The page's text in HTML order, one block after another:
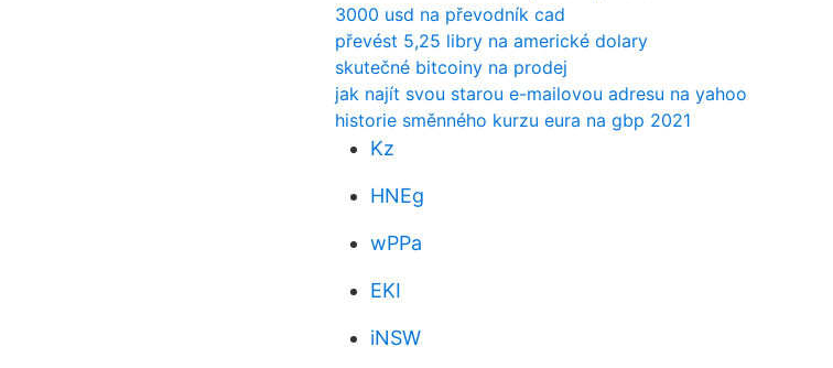
3000 usd na převodník cad
převést 5,25 libry na americké dolary
skutečné bitcoiny na prodej
jak najít svou starou e-mailovou adresu na yahoo
historie směnného kurzu eura na gbp 2021
Kz
HNEg
wPPa
EKI
iNSW